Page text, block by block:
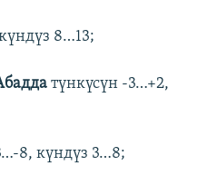
8…13;
түнкүсүн -3…+2,
8, күндүз 3…8;